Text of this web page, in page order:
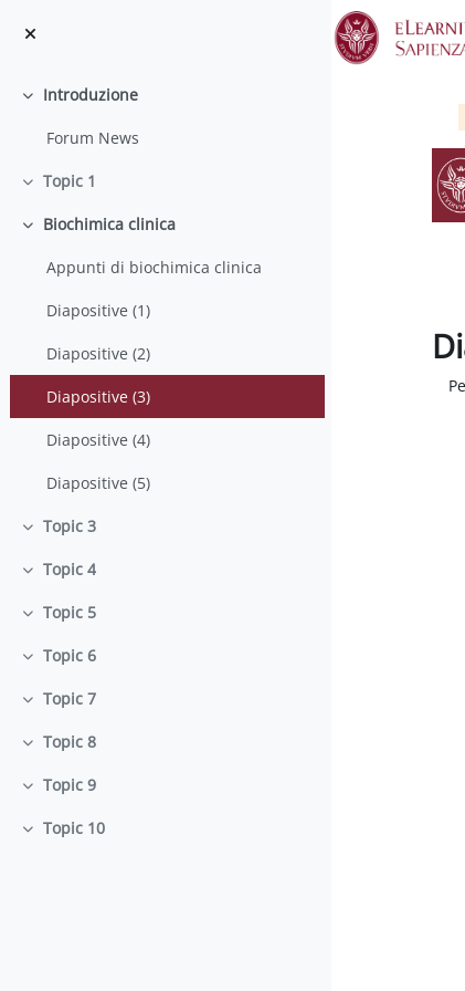
Minimizza
Introduzione
Forum News
Minimizza
Topic 1
Minimizza
Biochimica clinica
Appunti di biochimica clinica
Diapositive (1)
Diapositive (2)
Diapositive (3)
Diapositive (4)
Diapositive (5)
Minimizza
Topic 3
Minimizza
Topic 4
Minimizza
Topic 5
Minimizza
Topic 6
Minimizza
Topic 7
Minimizza
Topic 8
Minimizza
Topic 9
Minimizza
Topic 10